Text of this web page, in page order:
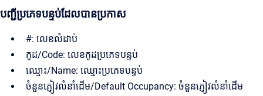
បញ្ជីប្រភេទបន្ទប់ដែលបានប្រកាស
#: លេខលំដាប់
កូដ/Code: លេខកូដប្រភេទបន្ទប់
ឈ្មោះ/Name: ឈ្មោះប្រភេទបន្ទប់
ចំនួនភ្ញៀវលំនាំដើម/Default Occupancy: ចំនួនភ្ញៀវលំនាំដើម